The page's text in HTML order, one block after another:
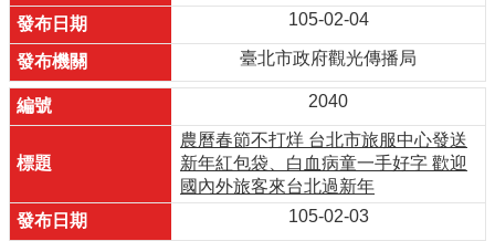
105-02-04
臺北市政府觀光傳播局
2040
農曆春節不打烊 台北市旅服中心發送
新年紅包袋、白血病童一手好字 歡迎
國內外旅客來台北過新年
105-02-03